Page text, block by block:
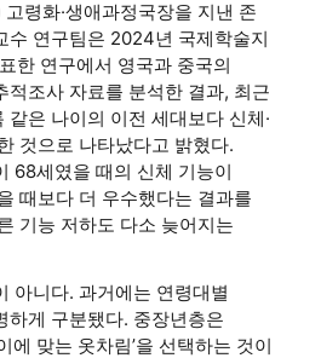
령화·생애과정국장을 지낸 존
수 연구팀은 2024년 국제학술지
한 연구에서 영국과 중국의
적조사 자료를 분석한 결과, 최근
은 나이의 이전 세대보다 신체·
것으로 나타났다고 밝혔다.
68세였을 때의 신체 기능이
때보다 더 우수했다는 결과를
기능 저하도 다소 늦어지는
아니다. 과거에는 연령대별
하게 구분됐다. 중장년층은
에 맞는 옷차림’을 선택하는 것이